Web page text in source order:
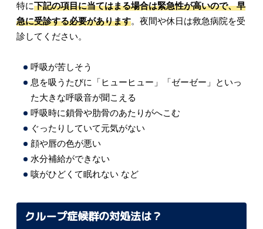
特に下記の項目に当てはまる場合は緊急性が高いので、早
急に受診する必要があります。夜間や休日は救急病院を受
診してください。
呼吸が苦しそう
息を吸うたびに「ヒューヒュー」「ゼーゼー」といっ
た大きな呼吸音が聞こえる
呼吸時に鎖骨や肋骨のあたりがへこむ
ぐったりしていて元気がない
顔や唇の色が悪い
水分補給ができない
咳がひどくて眠れない など
クループ症候群の対処法は？